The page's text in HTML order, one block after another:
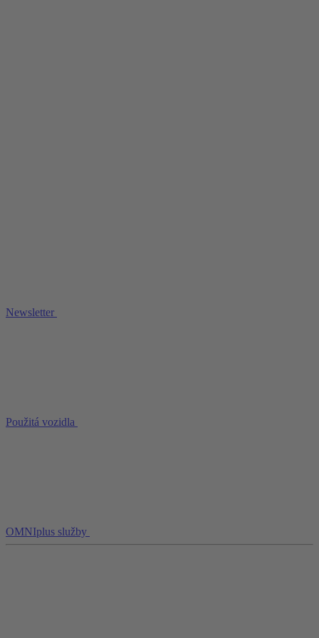
Newsletter
Použitá vozidla
OMNIplus služby